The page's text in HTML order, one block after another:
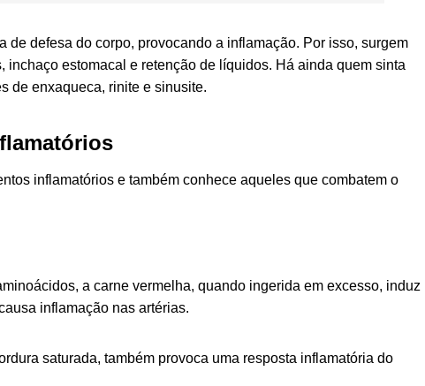
de defesa do corpo, provocando a inflamação. Por isso, surgem
inchaço estomacal e retenção de líquidos. Há ainda quem sinta
de enxaqueca, rinite e sinusite.
inflamatórios e também conhece aqueles que combatem o
a carne vermelha, quando ingerida em excesso, induz
inflamação nas artérias.
saturada, também provoca uma resposta inflamatória do